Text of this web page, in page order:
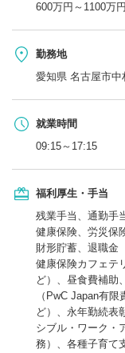
600万円～1100万
勤務地
愛知県 名古屋市
就業時間
09:15～17:15
福利厚生・手当
残業手当、通勤手
健康保険、労災保
財形貯蓄、退職金
健康保険カフェテ
ど）、昼食費補助
（PwC Japan有
ど）、永年勤続表
シブル・ワーク・
務）、各種子育て